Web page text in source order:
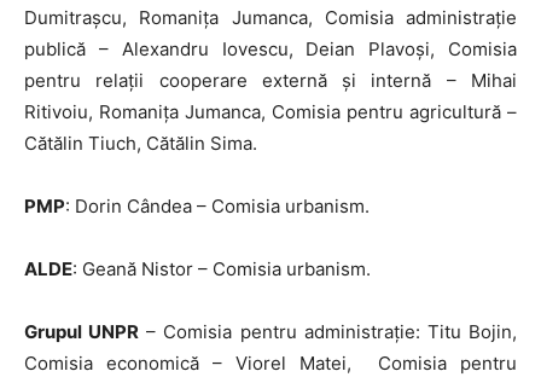
Dumitrașcu, Romanița Jumanca, Comisia administrație
publică – Alexandru Iovescu, Deian Plavoși, Comisia
pentru relații cooperare externă și internă – Mihai
Ritivoiu, Romanița Jumanca, Comisia pentru agricultură –
Cătălin Tiuch, Cătălin Sima.
PMP: Dorin Cândea – Comisia urbanism.
ALDE: Geană Nistor – Comisia urbanism.
Grupul UNPR – Comisia pentru administrație: Titu Bojin,
Comisia economică – Viorel Matei, Comisia pentru